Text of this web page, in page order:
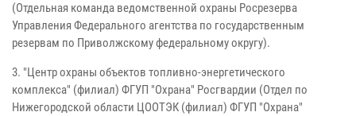
(Отдельная команда ведомственной охраны Росрезерва
Управления Федерального агентства по государственным
резервам по Приволжскому федеральному округу).
3. "Центр охраны объектов топливно-энергетического
комплекса" (филиал) ФГУП "Охрана" Росгвардии (Отдел по
Нижегородской области ЦООТЭК (филиал) ФГУП "Охрана"